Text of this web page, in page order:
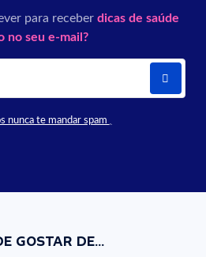
para receber dicas de saúde
no seu e-mail?
nunca te mandar spam
GOSTAR DE...